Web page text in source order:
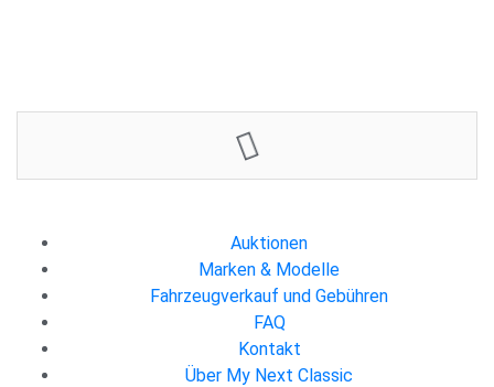
Jetzt bieten
Auktionen
Marken & Modelle
Fahrzeugverkauf und Gebühren
FAQ
Kontakt
Über My Next Classic